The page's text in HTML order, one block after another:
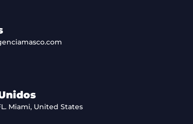
Miami, United States